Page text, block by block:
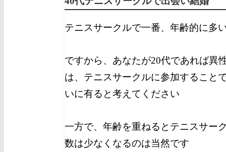
テニスサークルで一番、年齢的に多
ですから、あなたが20代であれば異
は、テニスサークルに参加すること
いに有ると考えてください
一方で、年齢を重ねるとテニスサー
数は少なくなるのは当然です